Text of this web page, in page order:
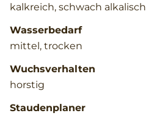
kalkreich, schwach alkalisch
Wasserbedarf
mittel, trocken
Wuchsverhalten
horstig
Staudenplaner